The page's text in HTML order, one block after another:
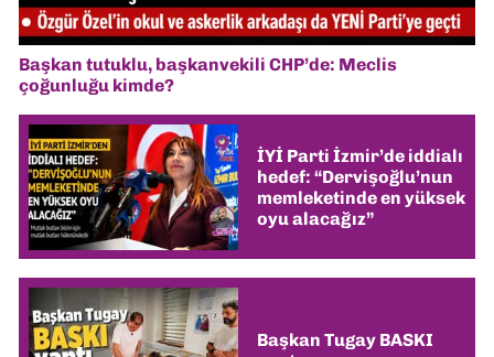
Başkan tutuklu, başkanvekili CHP’de: Meclis
çoğunluğu kimde?
İYİ Parti İzmir’de iddialı
hedef: “Dervişoğlu’nun
memleketinde en yüksek
oyu alacağız”
Başkan Tugay BASKI